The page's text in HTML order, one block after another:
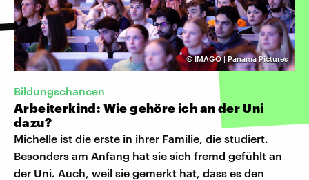
©IMAGO | Panama Pictures
Bildungschancen
Arbeiterkind: Wie gehöre ich an der Uni
dazu?
Michelle ist die erste in ihrer Familie, die studiert.
Besonders am Anfang hat sie sich fremd gefühlt an
der Uni. Auch, weil sie gemerkt hat, dass es den